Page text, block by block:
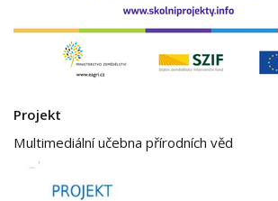
Projekt
Multimediální učebna přírodních věd